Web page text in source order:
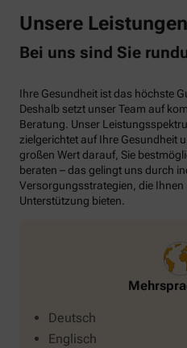
Unsere Leistungen
Bei uns sind Sie
Ihre Gesundheit ist das höchste
Deshalb setzt unser Team auf
Beratung. Unser
zielgerichtet auf Ihre Gesundheit
großen Wert darauf, Sie
beraten – das gelingt uns durch
Versorgungsstrategien, die Ihnen
Unterstützung bieten.
Deutsch
Englisch